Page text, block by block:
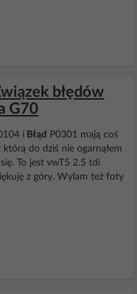
błędów
G70
i Błąd P0301 mają coś
do dziś nie ogarnąłem
To jest vwT5 2.5 tdi
z góry. Wylam też foty